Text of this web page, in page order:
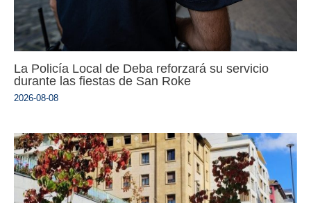
La Policía Local de Deba reforzará su servicio
durante las fiestas de San Roke
2026-08-08